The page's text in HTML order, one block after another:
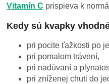
Vitamín C prispieva k
Kedy sú kvapky
pri pocite ťažkosti po
pri pomalom trávení,
pri nadúvaní a
pri zníženej chuti do